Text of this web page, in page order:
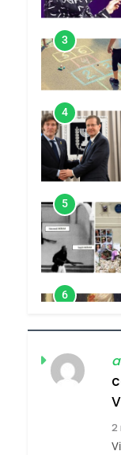
3
4
5
6
2